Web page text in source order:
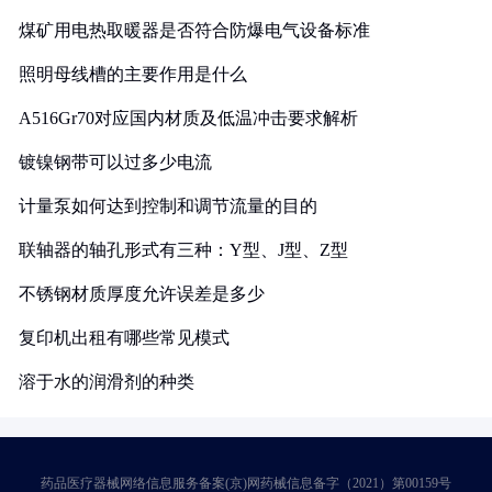
煤矿用电热取暖器是否符合防爆电气设备标准
照明母线槽的主要作用是什么
A516Gr70对应国内材质及低温冲击要求解析
镀镍钢带可以过多少电流
计量泵如何达到控制和调节流量的目的
联轴器的轴孔形式有三种：Y型、J型、Z型
不锈钢材质厚度允许误差是多少
复印机出租有哪些常见模式
溶于水的润滑剂的种类
药品医疗器械网络信息服务备案(京)网药械信息备字（2021）第00159号